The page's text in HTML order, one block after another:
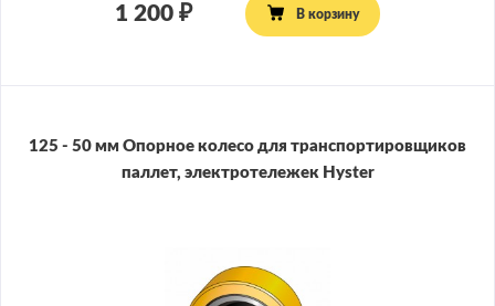
1 200 В корзину
125 - 50 мм Опорное колесо для транспортировщиков
паллет, электротележек Hyster